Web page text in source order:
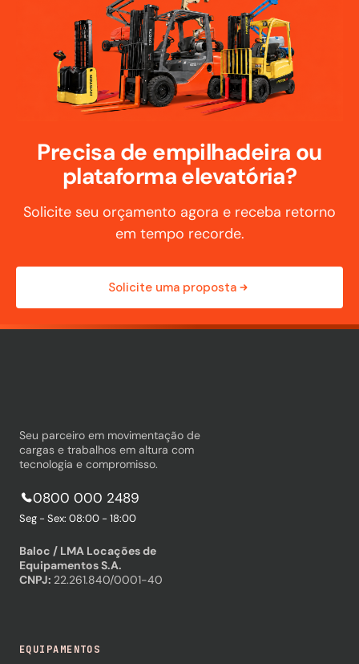
Precisa de empilhadeira ou
plataforma elevatória?
Solicite seu orçamento agora e receba retorno
em tempo recorde.
Solicite uma proposta
Seu parceiro em movimentação de
cargas e trabalhos em altura com
tecnologia e compromisso.
0800 000 2489
Seg - Sex: 08:00 - 18:00
Baloc / LMA Locações de
Equipamentos S.A.
CNPJ: 22.261.840/0001-40
EQUIPAMENTOS